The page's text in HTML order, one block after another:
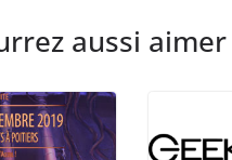
aussi aimer